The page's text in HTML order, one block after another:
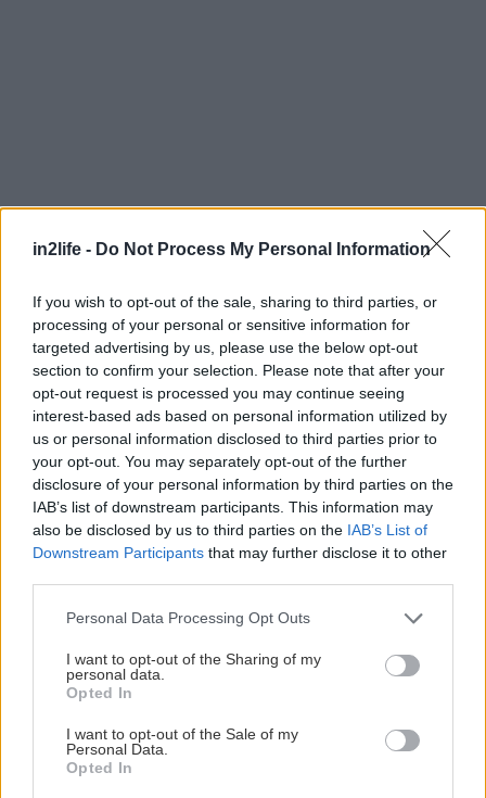
in2life - Do Not Process My Personal Information
If you wish to opt-out of the sale, sharing to third parties, or
processing of your personal or sensitive information for
targeted advertising by us, please use the below opt-out
section to confirm your selection. Please note that after your
opt-out request is processed you may continue seeing
interest-based ads based on personal information utilized by
us or personal information disclosed to third parties prior to
your opt-out. You may separately opt-out of the further
disclosure of your personal information by third parties on the
IAB’s list of downstream participants. This information may
also be disclosed by us to third parties on the IAB’s List of
Downstream Participants that may further disclose it to other
Please note that this website/app uses one or more Google
not limited to your visit or usage behaviour. You may click to
grant or deny consent to Google and its third-party tags to
use your data for below specified purposes in below Google
consent section.
Personal Data Processing Opt Outs
I want to opt-out of the Sharing of my
personal data.
Opted In
I want to opt-out of the Sale of my
Personal Data.
Opted In